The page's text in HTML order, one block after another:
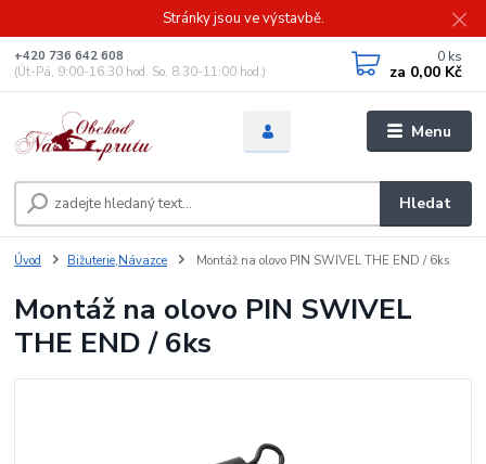
Stránky jsou ve výstavbě.
Menu
Hledat
+420 736 642 608
(Út-Pá, 9:00-16.30 hod. So, 8.30-11:00 hod.)
0 ks
za 0,00 Kč
Úvod Bižuterie,Návazce Montáž na olovo PIN SWIVEL THE END / 6ks
Montáž na olovo PIN SWIVEL
THE END / 6ks